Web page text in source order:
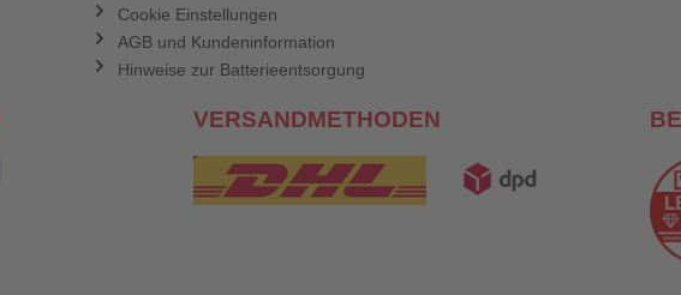
Cookie Einstellungen
AGB und Kundeninformation
Hinweise zur Batterieentsorgung
VERSANDMETHODEN